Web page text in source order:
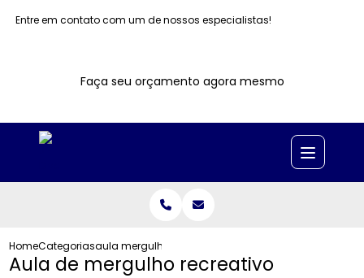
Entre em contato com um de nossos especialistas!
Faça seu orçamento agora mesmo
HomeCategoriasaula mergulho recreativo
Aula de mergulho recreativo